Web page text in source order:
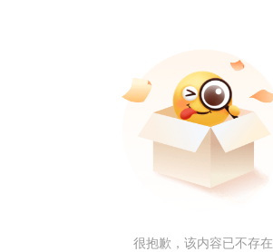
很抱歉，该内容已不存在